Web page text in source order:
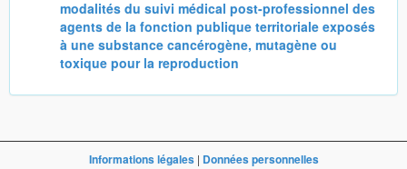
modalités du suivi médical post-professionnel des
agents de la fonction publique territoriale exposés
à une substance cancérogène, mutagène ou
toxique pour la reproduction
Informations légales| Données personnelles